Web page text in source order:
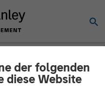
der folgenden
diese Website